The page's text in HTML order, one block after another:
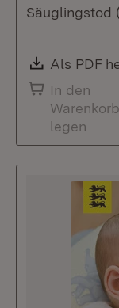
Säuglingstod
Download:
Als PDF
In den
Warenkorb
legen